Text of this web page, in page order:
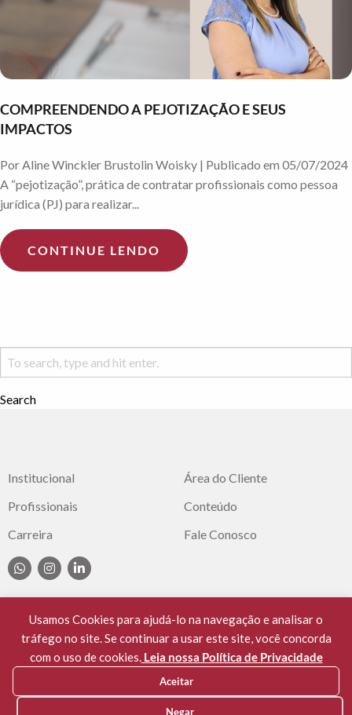
COMPREENDENDO A PEJOTIZAÇÃO E SEUS
IMPACTOS
Por Aline Winckler Brustolin Woisky | Publicado em 05/07/2024
A “pejotização”, prática de contratar profissionais como pessoa
jurídica (PJ) para realizar...
CONTINUE LENDO
Search
Institucional
Profissionais
Carreira
Área do Cliente
Conteúdo
Fale Conosco
© 2021 Cassuli Advocacia e Consultoria. OAB/SC
397/99. Todos os Direitos Reservados.
Usamos Cookies para ajudá-lo na navegação e analisar o
tráfego no site. Se continuar a usar este site, você concorda
com o uso de cookies.Leia nossa Política de Privacidade
Aceitar
Negar